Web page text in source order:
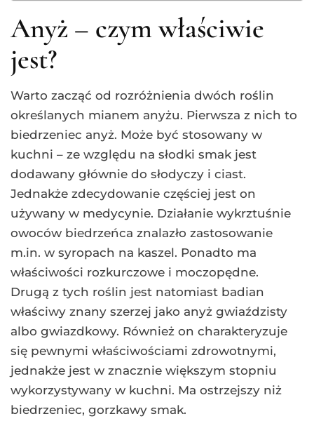
Anyż – czym właściwie
jest?
Warto zacząć od rozróżnienia dwóch roślin
określanych mianem anyżu. Pierwsza z nich to
biedrzeniec anyż. Może być stosowany w
kuchni – ze względu na słodki smak jest
dodawany głównie do słodyczy i ciast.
Jednakże zdecydowanie częściej jest on
używany w medycynie. Działanie wykrztuśnie
owoców biedrzeńca znalazło zastosowanie
m.in. w syropach na kaszel. Ponadto ma
właściwości rozkurczowe i moczopędne.
Drugą z tych roślin jest natomiast badian
właściwy znany szerzej jako anyż gwiaździsty
albo gwiazdkowy. Również on charakteryzuje
się pewnymi właściwościami zdrowotnymi,
jednakże jest w znacznie większym stopniu
wykorzystywany w kuchni. Ma ostrzejszy niż
biedrzeniec, gorzkawy smak.